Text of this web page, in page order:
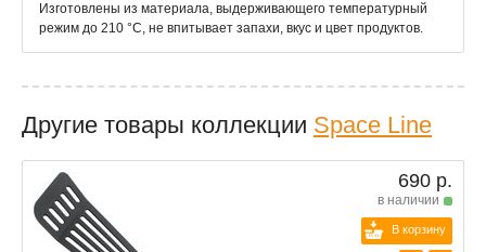
Изготовлены из материала, выдерживающего температурный
режим до 210 °C, не впитывает запахи, вкус и цвет продуктов.
Другие товары коллекции Space Line
690 р.
в наличии
В корзину